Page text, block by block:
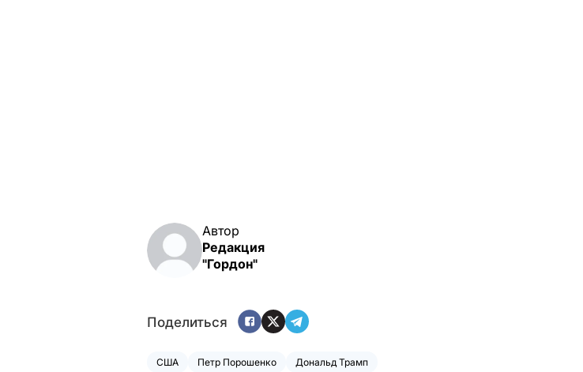
Автор
Редакция
"Гордон"
Поделиться
США Петр Порошенко Дональд Трамп